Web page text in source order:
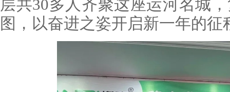
层共30多人齐聚这座运河名城
图，以奋进之姿开启新一年的征